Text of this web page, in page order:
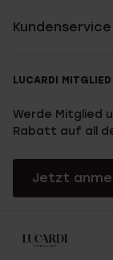
Kundenservice
LUCARDI MITGLIED
Werde Mitglied
Rabatt auf all
Jetzt